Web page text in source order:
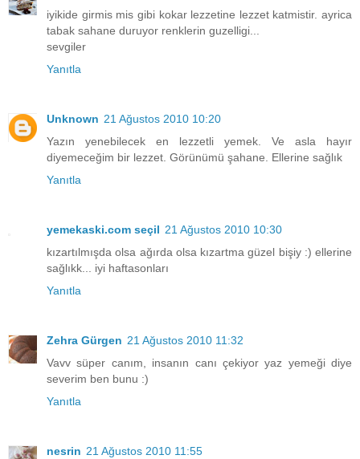
iyikide girmis mis gibi kokar lezzetine lezzet katmistir. ayrica
tabak sahane duruyor renklerin guzelligi...
sevgiler
Yanıtla
Unknown 21 Ağustos 2010 10:20
Yazın yenebilecek en lezzetli yemek. Ve asla hayır
diyemeceğim bir lezzet. Görünümü şahane. Ellerine sağlık
Yanıtla
yemekaski.com seçil 21 Ağustos 2010 10:30
kızartılmışda olsa ağırda olsa kızartma güzel bişiy :) ellerine
sağlıkk... iyi haftasonları
Yanıtla
Zehra Gürgen 21 Ağustos 2010 11:32
Vavv süper canım, insanın canı çekiyor yaz yemeği diye
severim ben bunu :)
Yanıtla
nesrin 21 Ağustos 2010 11:55